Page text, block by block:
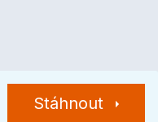
Stáhnout